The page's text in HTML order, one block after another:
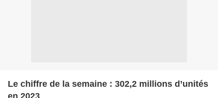
Le chiffre de la semaine : 302,2 millions d’unités
en 2023